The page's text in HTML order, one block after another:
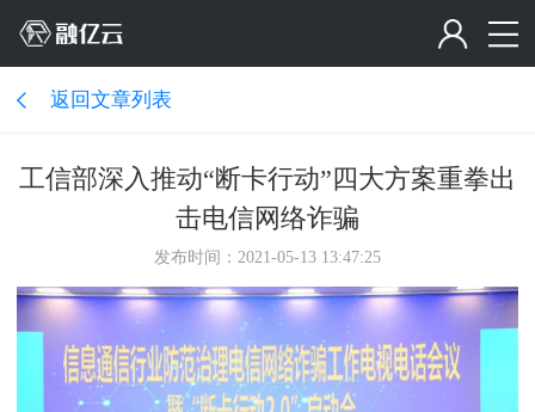
返回文章列表
工信部深入推动“断卡行动”四大方案重拳出
击电信网络诈骗
发布时间：2021-05-13 13:47:25